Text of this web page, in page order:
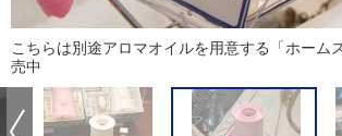
こちらは別途アロマオイルを用意する「ホーム
売中